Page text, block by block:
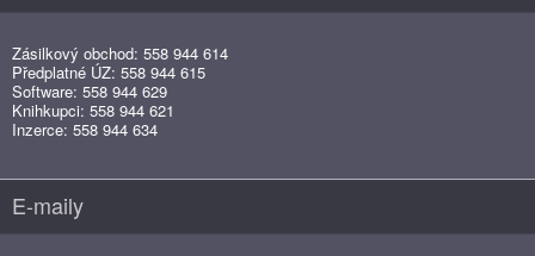
Zásilkový obchod: 558 944 614
Předplatné ÚZ: 558 944 615
Software: 558 944 629
Knihkupci: 558 944 621
Inzerce: 558 944 634
E-maily